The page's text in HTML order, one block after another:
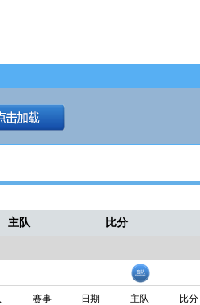
主队 比分
赛事 日期 主队 比分